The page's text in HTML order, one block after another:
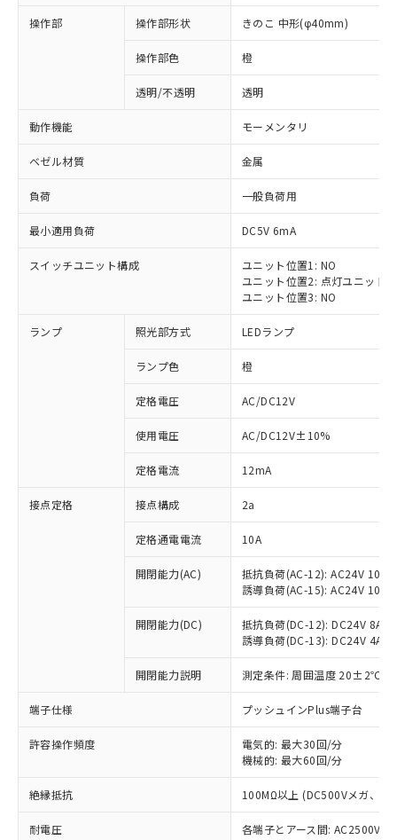
操作部 操作部形状 きのこ 中形(φ40mm)
操作部色 橙
透明/不透明 透明
動作機能 モーメンタリ
ベゼル材質 金属
負荷 一般負荷用
最小適用負荷 DC5V 6mA
スイッチユニット構成
ユニット位置1: NO
ユニット位置2: 点灯ユニット
ユニット位置3: NO
ランプ 照光部方式 LEDランプ
ランプ色 橙
定格電圧 AC/DC12V
使用電圧 AC/DC12V±10%
定格電流 12mA
接点定格 接点構成 2a
定格通電電流 10A
開閉能力(AC)
抵抗負荷(AC-12): AC24V 10A/
誘導負荷(AC-15): AC24V
開閉能力(DC)
抵抗負荷(DC-12): DC24V 8A/
誘導負荷(DC-13): DC24V 4A/
開閉能力説明 測定条件: 周囲温度 20±2℃、
端子仕様 プッシュインPlus端子台
許容操作頻度
電気的: 最大30回/分
機械的: 最大60回/分
絶縁抵抗 100MΩ以上 (DC500Vメガ、点
耐電圧
各端子とアース間: AC2500V
ご利用条件
以下の条件をお読みいただき、同意のうえ
本サービスは、当社制御機器事業取扱
商品の当社在庫状況および標準価格
(税抜)を提供させていただくもので
当社制御機器事業取扱商品の中には、
本サービスの対象外となる商品もある
ことをご了承ください。
在庫状況および標準価格照会結果は、
記載している更新日時点での社内デー
タに基づき作成されるものであり、閲
覧された時点での実際の在庫および標
準価格とは異なる場合があることをご
対応済み：EU RoHS指令（10物質）の
非含有に対応した製品が提供可能な商品で
対応予定：EU RoHS指令（10物質）の非含
有に対応した製品に切り替える予定のある
対応予定なし：EU RoHS指令（10物質）の
非含有に非対応の商品で、対応品を出す予
調査・確認中：EU RoHS指令（10物質）の
非含有の対応状況を調査中または確認中の
非該当品：ライセンス料など無形物で、有
害物質有無と関係のない商品です。
仕入先様の事情により、非含有部品として
いたものが、含有品と判明した場合などや
むを得ず変更することがあります。
*EU RoHS指令（10物質）：
鉛(Pb) 1000ppm以下、 水銀(Hg) 1000ppm以下、 カド
六価クロム(Cr(Ⅵ)) 1000ppm以下、ポリ臭化ビフェニル
※1 中国RoHS○×表
「○」：最大均質材料含有率が中国RoHSの
基準値以下であることを示します。
「×」：最大均質材料含有率が中国RoHSの
基準値を超えていることを示します。
「－」：未確認です。当社販売部門へお問
*中国RoHS10物質の基準値 (GB/T26572)：
当社は、これら貴社製品のうち、外国
為替および外国貿易法に定める商品
（以下｢規制貨物等」という）を輸出
または国外への提供する場合は、日本
国政府の輸出許可(または役務取引許
可)を取得するなどの必要な手続きを